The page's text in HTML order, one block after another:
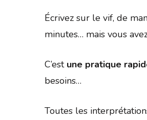
Écrivez sur le vif, de
minutes… mais vous
C’est une pratique
besoins…
Toutes les